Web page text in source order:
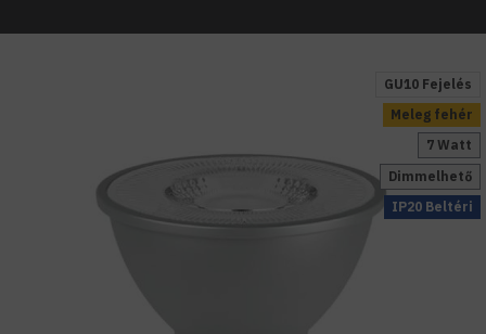
Meleg fehér
GU10 Fejelés
IP20 Beltéri
Dimmelhető
7 Watt